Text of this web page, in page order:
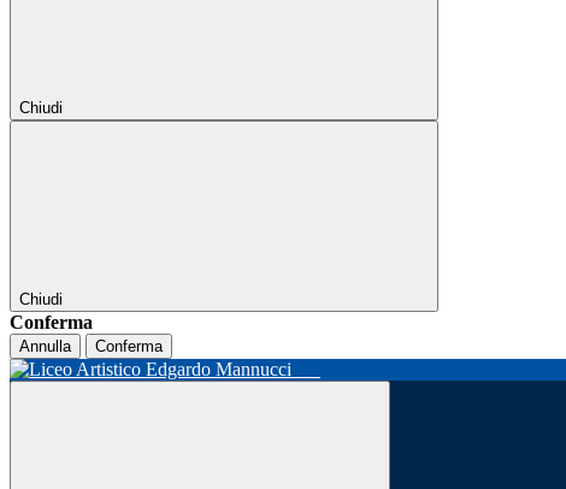
Chiudi
Chiudi
Conferma
Annulla Conferma